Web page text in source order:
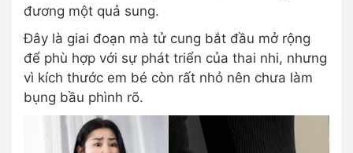
đương một quả sung.
Đây là giai đoạn mà tử cung bắt đầu mở rộng
để phù hợp với sự phát triển của thai nhi, nhưng
vì kích thước em bé còn rất nhỏ nên chưa làm
bụng bầu phình rõ.